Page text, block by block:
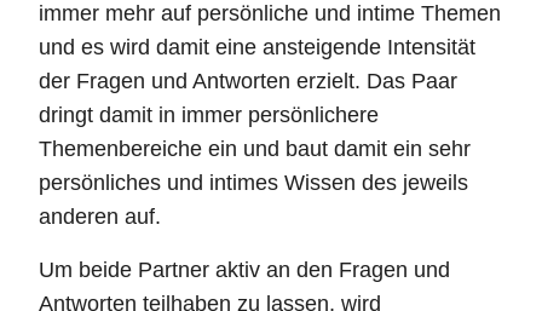
immer mehr auf persönliche und intime Themen
und es wird damit eine ansteigende Intensität
der Fragen und Antworten erzielt. Das Paar
dringt damit in immer persönlichere
Themenbereiche ein und baut damit ein sehr
persönliches und intimes Wissen des jeweils
anderen auf.
Um beide Partner aktiv an den Fragen und
Antworten teilhaben zu lassen, wird